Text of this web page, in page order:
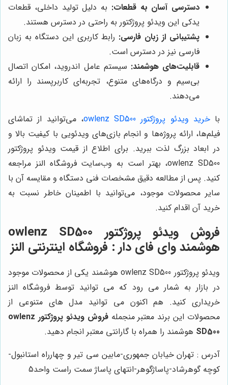
دسترسی آسان به قطعات: به دلیل تولید داخلی، قطعات
یدکی این ویدئو پروژکتور به راحتی در دسترس هستند.
پشتیبانی از زبان فارسی: رابط کاربری این دستگاه به زبان
فارسی نیز در دسترس است.
قابلیت‌های هوشمند: سیستم عامل اندروید، امکان اتصال
بی‌سیم و درگاه‌های متنوع، تجربه‌ای کاربرپسند را ارائه
می‌دهند.
باخرید ویدئو پروژکتور owlenz SD500
، می‌توانید از تماشای
فیلم‌ها، ارائه پروژه‌ها و انجام بازی‌های ویدئویی با کیفیت بالا و
در ابعاد بزرگ لذت ببرید. برای اطلاع از قیمت ویدئو پروژکتور
owlenz SD500، بهتر است به وب‌سایت فروشگاه النز مراجعه
کنید. پس از مطالعه دقیق مشخصات فنی دستگاه و مقایسه آن با
سایر محصولات موجود، می‌توانید با اطمینان خاطر نسبت به
خرید آن اقدام کنید.
فروش ویدئو پروژکتور owlenz SD500
هوشمند وای فای دار : فروشگاه اینترنتی النز
ویدئو پروژکتور owlenz SD500 هوشمند یکی از محصولات موجود
در بازار به شمار می رود که می توانید توسط فروشگاه النز
خریداری کنید. هم اکنون می توانید مدل های متنوعی از
محصولات این برند معتبر منجمله
فروش ویدئو پروژکتور owlenz
SD500 هوشمند را همراه با گارانتی معتبر انجام دهید.
آدرس : تهران خیابان جمهوری-مابین سی تیر و چهارراه استانبول-
کوچه گوهرشاد-پاساژگوهر-انتهای پاساژ سمت راست واحد5